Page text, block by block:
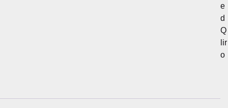
e
d
Q
lir
o